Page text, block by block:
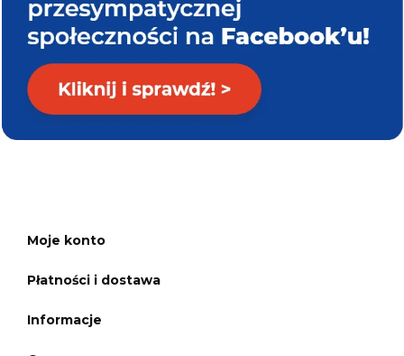
Moje konto
Płatności i dostawa
Informacje